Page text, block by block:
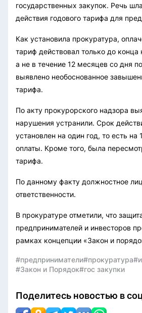
государственных закупок. Речь
действия годового тарифа для
Как установила прокуратура,
тариф действовал только до конца
а не в течение 12 месяцев со дня
выявлено необоснованное
тарифа.
По акту прокурорского надзора
нарушения устранили. Срок
установлен на один год, то есть на
оплаты. Кроме того, была
тарифа.
По данному факту должностное
ответственности.
В прокуратуре отметили, что
предпринимателей и инвесторов
рамках концепции «Закон и
#предприниматели#прокуратура
#Закон и Порядок#гос закупки
Поделитесь новостью в